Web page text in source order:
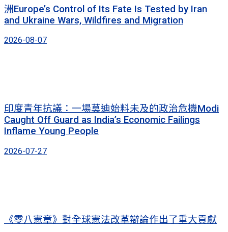
洲Europe’s Control of Its Fate Is Tested by Iran
and Ukraine Wars, Wildfires and Migration
2026-08-07
印度青年抗議：一場莫迪始料未及的政治危機Modi
Caught Off Guard as India’s Economic Failings
Inflame Young People
2026-07-27
《零八憲章》對全球憲法改革辯論作出了重大貢獻